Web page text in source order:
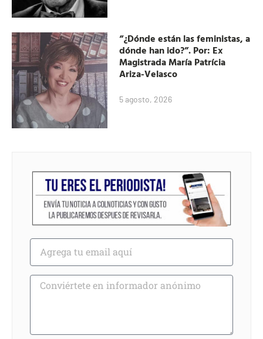
“¿Dónde están las feministas, a
dónde han ido?”. Por: Ex
Magistrada María Patrícia
Ariza-Velasco
5 agosto, 2026